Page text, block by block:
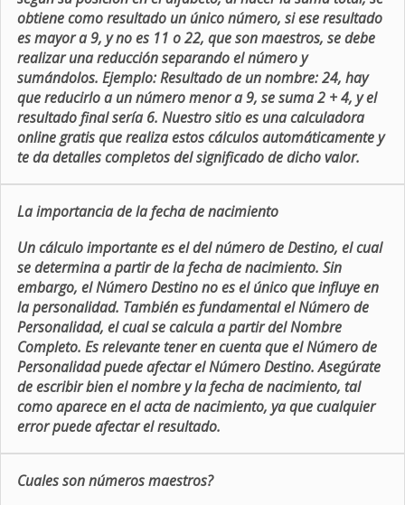
obtiene como resultado un único número, si ese resultado
es mayor a 9, y no es 11 o 22, que son maestros, se debe
realizar una reducción separando el número y
sumándolos. Ejemplo: Resultado de un nombre: 24, hay
que reducirlo a un número menor a 9, se suma 2 + 4, y el
resultado final sería 6. Nuestro sitio es una calculadora
online gratis que realiza estos cálculos automáticamente y
te da detalles completos del significado de dicho valor.
La importancia de la fecha de nacimiento
Un cálculo importante es el del número de Destino, el cual
se determina a partir de la fecha de nacimiento. Sin
embargo, el Número Destino no es el único que influye en
la personalidad. También es fundamental el Número de
Personalidad, el cual se calcula a partir del Nombre
Completo. Es relevante tener en cuenta que el Número de
Personalidad puede afectar el Número Destino. Asegúrate
de escribir bien el nombre y la fecha de nacimiento, tal
como aparece en el acta de nacimiento, ya que cualquier
error puede afectar el resultado.
Cuales son números maestros?